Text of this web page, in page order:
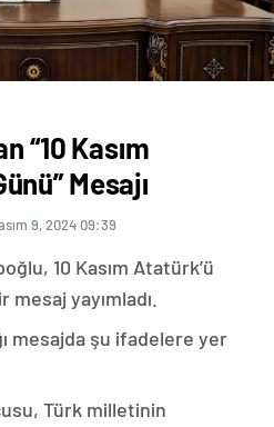
“10 Kasım
Mesajı
9, 2024 09:39
10 Kasım Atatürk’ü
mesaj yayımladı.
mesajda şu ifadelere yer
Türk milletinin